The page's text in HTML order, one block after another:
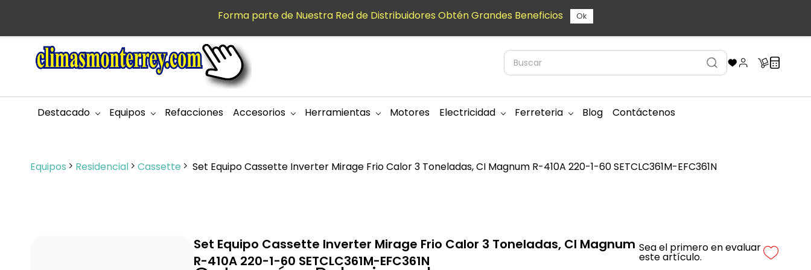
principal
Destacado Equipos Refacciones Accesorios Herramientas Motores Electricidad Ferreteria Blog Contáctenos
Equipos Residencial Cassette Set Equipo Cassette Inverter Mirage Frio Calor 3 Toneladas, CI Magnum R-410A 220-1-60 SETCLC361M-EFC361N
Set Equipo Cassette Inverter Mirage Frio Calor 3 Toneladas, CI Magnum
R-410A 220-1-60 SETCLC361M-EFC361N
Sea el primero en evaluar
este artículo.
Forma parte de Nuestra Red de Distribuidores Obtén Grandes Beneficios Ok